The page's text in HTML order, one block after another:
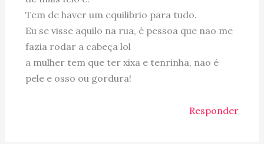
Tem de haver um equilibrio para tudo.
Eu se visse aquilo na rua, é pessoa que nao me
fazia rodar a cabeça lol
a mulher tem que ter xixa e tenrinha, nao é
pele e osso ou gordura!
Responder